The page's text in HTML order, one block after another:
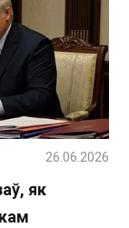
як
26.06.2026